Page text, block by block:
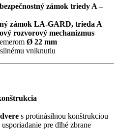
zámok triedy A –
zámok LA‑GARD, trieda A
rozvorový mechanizmus
Ø 22 mm
vniknutiu
s protinásilnou konštrukciou
pre dlhé zbrane